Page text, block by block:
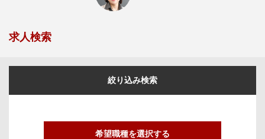
求人検索
絞り込み検索
希望職種を選択する